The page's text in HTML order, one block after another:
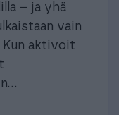
– ja yhä
vain
aktivoit